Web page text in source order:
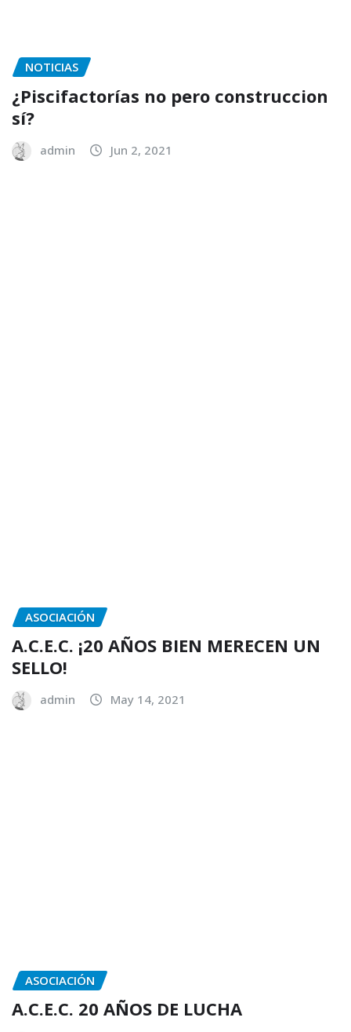
NOTICIAS
¿Piscifactorías no pero construccion
sí?
admin Jun 2, 2021
ASOCIACIÓN
A.C.E.C. ¡20 AÑOS BIEN MERECEN UN
SELLO!
admin May 14, 2021
ASOCIACIÓN
A.C.E.C. 20 AÑOS DE LUCHA